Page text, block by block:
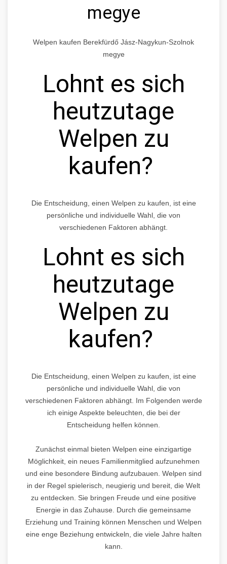
megye
Welpen kaufen Berekfürdő Jász-Nagykun-Szolnok
megye
Lohnt es sich
heutzutage
Welpen zu
kaufen?
Die Entscheidung, einen Welpen zu kaufen, ist eine
persönliche und individuelle Wahl, die von
verschiedenen Faktoren abhängt.
Lohnt es sich
heutzutage
Welpen zu
kaufen?
Die Entscheidung, einen Welpen zu kaufen, ist eine
persönliche und individuelle Wahl, die von
verschiedenen Faktoren abhängt. Im Folgenden werde
ich einige Aspekte beleuchten, die bei der
Entscheidung helfen können.
Zunächst einmal bieten Welpen eine einzigartige
Möglichkeit, ein neues Familienmitglied aufzunehmen
und eine besondere Bindung aufzubauen. Welpen sind
in der Regel spielerisch, neugierig und bereit, die Welt
zu entdecken. Sie bringen Freude und eine positive
Energie in das Zuhause. Durch die gemeinsame
Erziehung und Training können Menschen und Welpen
eine enge Beziehung entwickeln, die viele Jahre halten
kann.